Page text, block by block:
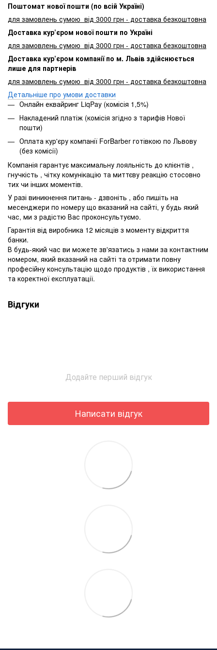
Поштомат нової пошти (по всій Україні)
для замовлень сумою від 3000 грн - доставка безкоштовна
Доставка кур’єром нової пошти по Україні
для замовлень сумою від 3000 грн - доставка безкоштовна
Доставка кур’єром компанії по м. Львів здійснюється
лише для партнерів
для замовлень сумою від 3000 грн - доставка безкоштовна
Детальніше про умови доставки
Онлайн еквайринг LiqPay (комісія 1,5%)
Накладений платіж (комісія згідно з тарифів Нової
пошти)
Оплата кур'єру компанії ForBarber готівкою по Львову
(без комісії)
Компанія гарантує максимальну лояльність до клієнтів ,
гнучкість , чітку комунікацію та миттєву реакцію стосовно
тих чи інших моментів.
У разі виникнення питань - дзвоніть , або пишіть на
месенджери по номеру що вказаний на сайті, у будь який
час, ми з радістю Вас проконсультуємо.
Гарантія від виробника 12 місяців з моменту відкриття
банки.
В будь-який час ви можете зв'язатись з нами за контактним
номером, який вказаний на сайті та отримати повну
професійну консультацію щодо продуктів , їх використання
та коректної експлуатації.
Відгуки
Додайте перший відгук
Написати відгук